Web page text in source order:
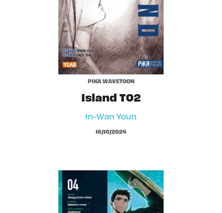
PIKA WAVETOON
Island T02
In-Wan Youn
16/10/2024